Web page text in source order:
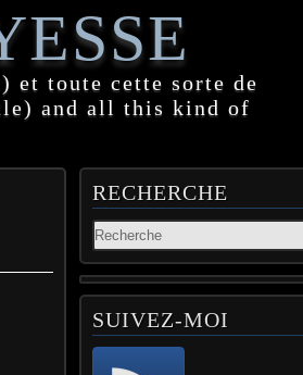
et toute cette sorte de
and all this kind of
RECHERCHE
SUIVEZ-MOI